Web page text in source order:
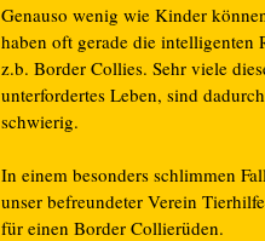
Genauso wenig wie Kinder
haben oft gerade die intelligenten
z.b. Border Collies. Sehr viele
unterfordertes Leben, sind
schwierig.
In einem besonders schlimmen
unser befreundeter Verein
für einen Border Collierüden.